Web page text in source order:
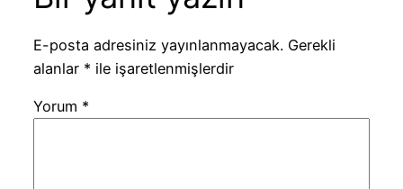
E-posta adresiniz yayınlanmayacak. Gerekli
alanlar * ile işaretlenmişlerdir
Yorum *